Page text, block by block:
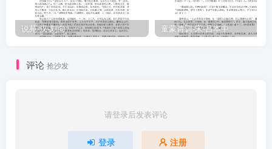
《地志》、《水经》，罔罗遗文古事，传以诸儒之说，列《郑氏谱》
一首，为《诗地理考》。读诗者观乎此，亦升高自下之助云。王应麟
说苑-汉-刘向 童蒙诗训-宋-吕本中
评论 抢沙发
请登录后发表评论
登录 注册